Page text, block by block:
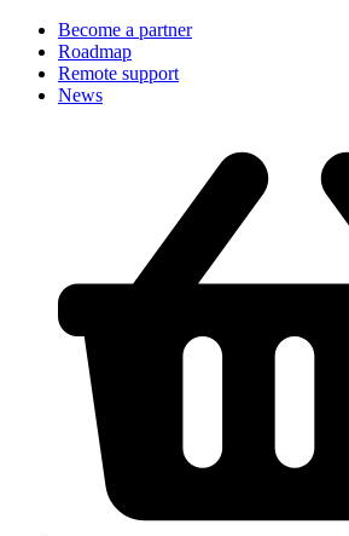
Become a partner
Roadmap
Remote support
News